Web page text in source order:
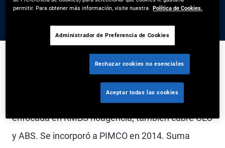
Stacey Shi es vicepresidenta senior y gerente de
enfocada en RMBS noagencia; también cubre CLO
y ABS. Se incorporó a PIMCO en 2014. Suma
permitir. Para obtener más información, visite nuestra Política de Cookies.
Administrador de Preferencia de Cookies
Rechazar cookies no esenciales
Aceptar todas las cookies